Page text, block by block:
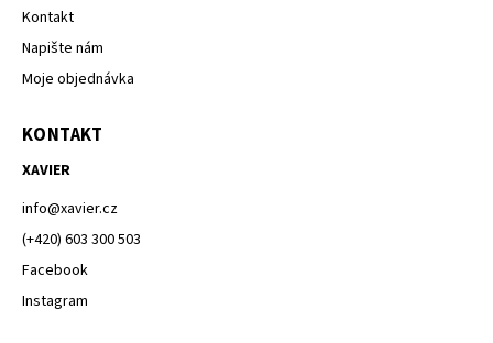
Kontakt
Napište nám
Moje objednávka
KONTAKT
XAVIER
info@xavier.cz
(+420) 603 300 503
Facebook
Instagram